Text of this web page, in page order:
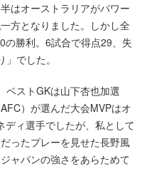
はオーストラリアがパワー
方となりました。しかし全
の勝利。6試合で得点29、失
でした。
ベストGKは山下杏也加選
）が選んだ大会MVPはオ
ディ選手でしたが、私として
ったプレーを見せた長野風
ャパンの強さをあらためて